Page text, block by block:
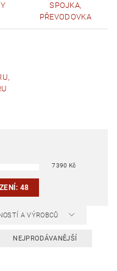
SPOJKA,
PŘEVODOVKA
7390 Kč
48
A VÝROBCŮ
NEJPRODÁVANĚJŠÍ